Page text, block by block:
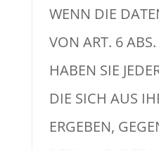
WENN DIE
VON ART. 6
HABEN SIE
DIE SICH AUS
ERGEBEN,